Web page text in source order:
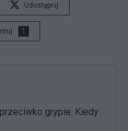
Udostępnij
1
grypie. Kiedy